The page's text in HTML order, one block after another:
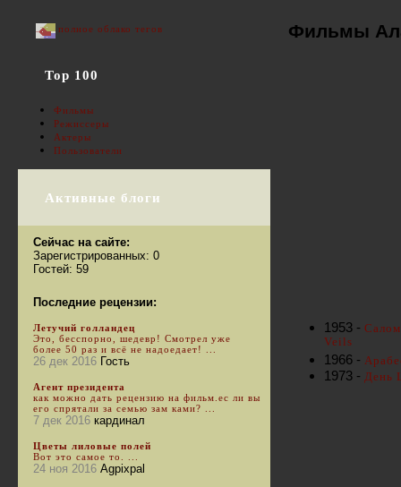
Фильмы
1953 -
Veils
1966 -
1973 - День
полное облако тегов
Top 100
Фильмы
Режиссеры
Актеры
Пользователи
Активные блоги
Сейчас на сайте:
Зарегистрированных: 0
Гостей: 59
Последние рецензии:
Летучий голландец
Это, бесспорно, шедевр! Смотрел уже
более 50 раз и всё не надоедает! ...
26 дек 2016 Гость
Агент президента
как можно дать рецензию на фильм.ес ли вы
его спрятали за семью зам ками? ...
7 дек 2016 кардинал
Цветы лиловые полей
Вот это самое то. ...
24 ноя 2016 Agpixpal